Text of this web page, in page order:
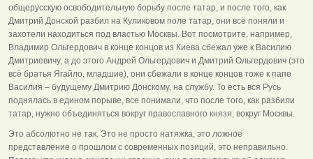
общерусскую освободительную борьбу после татар, и после того, как
Дмитрий Донской разбил на Куликовом поле татар, они всё поняли и
захотели находиться под властью Москвы. Вот посмотрите, например,
Владимир Ольгердович в конце концов из Киева сбежал уже к Василию
Дмитриевичу, а до этого Андрей Ольгердович и Дмитрий Ольгердович (это
всё братья Ягайло, младшие), они сбежали в конце концов тоже к папе
Василия – будущему Дмитрию Донскому, на службу. То есть вся Русь
поднялась в едином порыве, все понимали, что после того, как разбили
татар, нужно объединяться вокруг православного князя, вокруг Москвы.
Это абсолютно не так. Это не просто натяжка, это ложное
представление о прошлом с современных позиций, это неправильно.